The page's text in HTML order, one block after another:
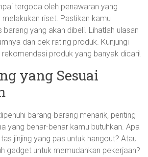
tergoda oleh penawaran yang
riset. Pastikan kamu
yang akan dibeli. Lihatlah ulasan
dan cek rating produk. Kunjungi
rekomendasi produk yang banyak dicari!
yang Sesuai
barang-barang menarik, penting
yang benar-benar kamu butuhkan. Apa
jinjing yang pas untuk hangout? Atau
gadget untuk memudahkan pekerjaan?